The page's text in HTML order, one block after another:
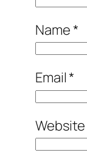
Name*
Email*
Website